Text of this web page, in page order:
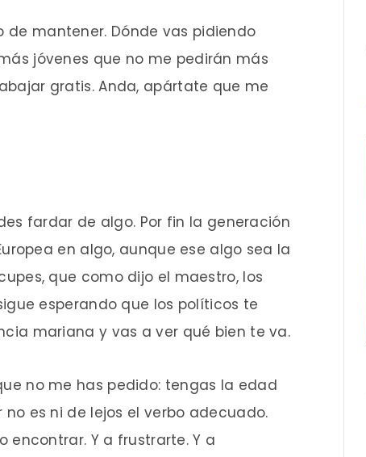
mantener. Dónde vas pidiendo
jóvenes que no me pedirán más
gratis. Anda, apártate que me
fardar de algo. Por fin la generación
en algo, aunque ese algo sea la
que como dijo el maestro, los
esperando que los políticos te
mariana y vas a ver qué bien te va.
no me has pedido: tengas la edad
es ni de lejos el verbo adecuado.
encontrar. Y a frustrarte. Y a